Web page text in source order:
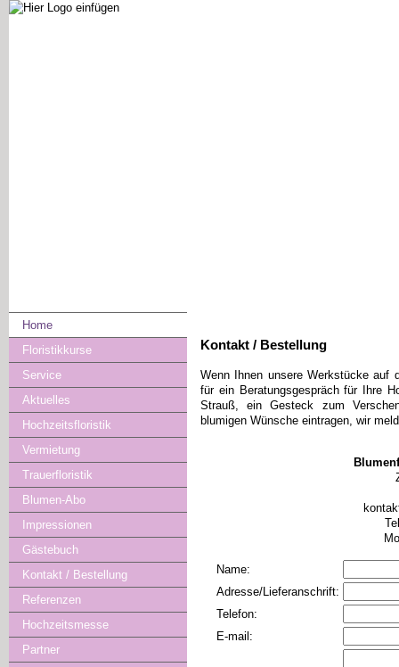
Home
Floristikkurse
Service
Aktuelles
Hochzeitsfloristik
Vermietung
Trauerfloristik
Blumen-Abo
Impressionen
Gästebuch
Kontakt / Bestellung
Referenzen
Hochzeitsmesse
Partner
Kontakt / Bestellung
Wenn Ihnen unsere Werkstücke auf
für ein Beratungsgespräch für Ihre
Strauß, ein Gesteck zum
blumigen Wünsche eintragen, wir
Name:
Adresse/Lieferanschrift:
Telefon:
E-mail: